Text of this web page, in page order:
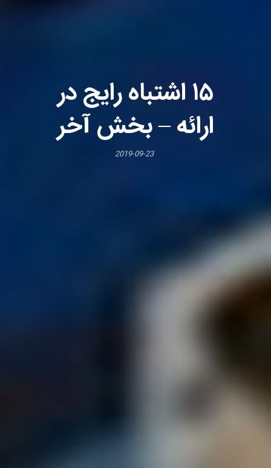
۱۵ اشتباه رایج در
ارائه – بخش آخر
2019-09-23